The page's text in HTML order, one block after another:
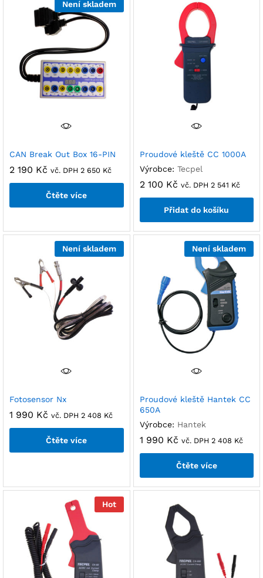
Není skladem
CAN Break Out Box 16-PIN
2 190 Kč vč. DPH 2 650 Kč
Čtěte více
Proudové kleště CC 1000A
Výrobce: Tecpel
2 100 Kč vč. DPH 2 541 Kč
Přidat do košíku
Není skladem
Fotosensor Nx
1 990 Kč vč. DPH 2 408 Kč
Čtěte více
Není skladem
Proudové kleště Hantek CC
650A
Výrobce: Hantek
1 990 Kč vč. DPH 2 408 Kč
Čtěte více
Hot